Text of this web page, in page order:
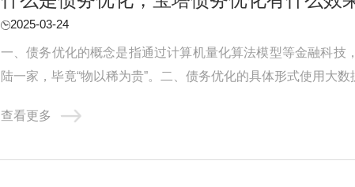
2025-03-24
一、债务优化的概念是指通过计算机量化算法模型等金融科
陆一家，毕竟“物以稀为贵”。二、债务优化的具体形式使用大
查看更多